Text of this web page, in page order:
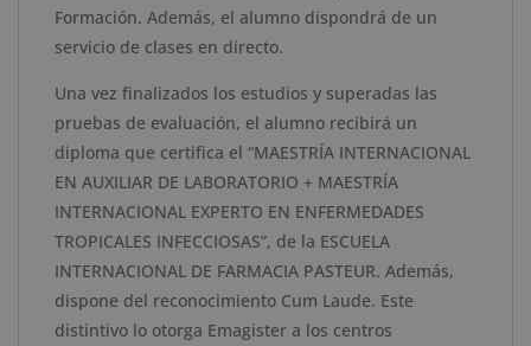
Formación. Además, el alumno dispondrá de un
servicio de clases en directo.
Una vez finalizados los estudios y superadas las
pruebas de evaluación, el alumno recibirá un
diploma que certifica el “MAESTRÍA INTERNACIONAL
EN AUXILIAR DE LABORATORIO + MAESTRÍA
INTERNACIONAL EXPERTO EN ENFERMEDADES
TROPICALES INFECCIOSAS”, de la ESCUELA
INTERNACIONAL DE FARMACIA PASTEUR. Además,
dispone del reconocimiento Cum Laude. Este
distintivo lo otorga Emagister a los centros